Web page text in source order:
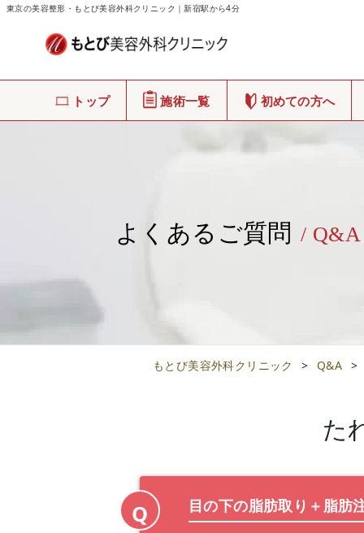
東京の美容整形・もとび美容外科クリニック｜新宿駅から4分
トップ 施術一覧 初めての方へ
よくあるご質問 / Q&A
もとび美容外科クリニック > Q&A >
た
Q 目の下の脂肪取り＋脂肪